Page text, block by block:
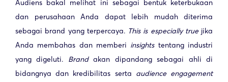
Audiens bakal melihat ini sebagai bentuk keterbukaan
dan perusahaan Anda dapat lebih mudah diterima
sebagai brand yang terpercaya. This is especially truejika
Anda membahas dan memberi insightstentang industri
yang digeluti. Brandakan dipandang sebagai ahli di
bidangnya dan kredibilitas serta audience engagement